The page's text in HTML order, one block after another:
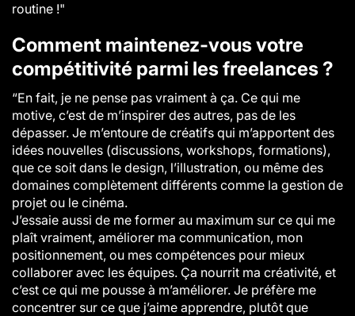
routine !"
Comment maintenez-vous votre
compétitivité parmi les freelances ?
“En fait, je ne pense pas vraiment à ça. Ce qui me
motive, c’est de m’inspirer des autres, pas de les
dépasser. Je m’entoure de créatifs qui m’apportent des
idées nouvelles (discussions, workshops, formations),
que ce soit dans le design, l’illustration, ou même des
domaines complètement différents comme la gestion de
projet ou le cinéma.
J’essaie aussi de me former au maximum sur ce qui me
plaît vraiment, améliorer ma communication, mon
positionnement, ou mes compétences pour mieux
collaborer avec les équipes. Ça nourrit ma créativité, et
c’est ce qui me pousse à m’améliorer. Je préfère me
concentrer sur ce que j’aime apprendre, plutôt que